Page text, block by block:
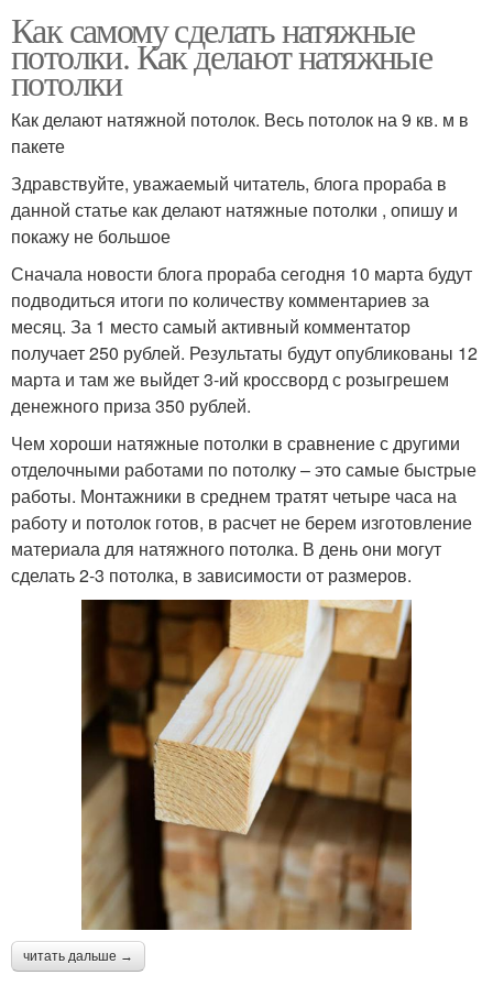
Как самому сделать натяжные
потолки. Как делают натяжные
потолки
Как делают натяжной потолок. Весь потолок на 9 кв. м в
пакете
Здравствуйте, уважаемый читатель, блога прораба в
данной статье как делают натяжные потолки , опишу и
покажу не большое
Сначала новости блога прораба сегодня 10 марта будут
подводиться итоги по количеству комментариев за
месяц. За 1 место самый активный комментатор
получает 250 рублей. Результаты будут опубликованы 12
марта и там же выйдет 3-ий кроссворд с розыгрешем
денежного приза 350 рублей.
Чем хороши натяжные потолки в сравнение с другими
отделочными работами по потолку – это самые быстрые
работы. Монтажники в среднем тратят четыре часа на
работу и потолок готов, в расчет не берем изготовление
материала для натяжного потолка. В день они могут
сделать 2-3 потолка, в зависимости от размеров.
читать дальше →